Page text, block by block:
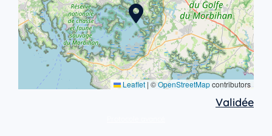
Leaflet | ©OpenStreetMapcontributors
Validée